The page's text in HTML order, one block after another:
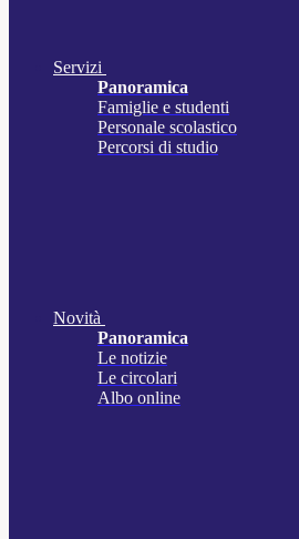
Servizi
Panoramica
Famiglie e studenti
Personale scolastico
Percorsi di studio
Novità
Panoramica
Le notizie
Le circolari
Albo online